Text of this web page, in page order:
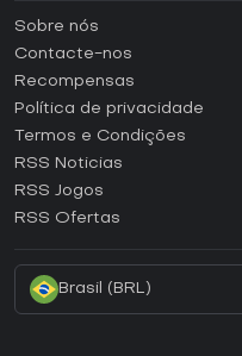
Como ativar uma CD Key
Como ativar uma CD Key
Como ativar uma CD Key
Como ativar uma CD Key
Sobre nós
Contacte-nos
Recompensas
Política de privacidade
Termos e Condições
RSS Noticias
RSS Jogos
RSS Ofertas
Brasil (BRL)